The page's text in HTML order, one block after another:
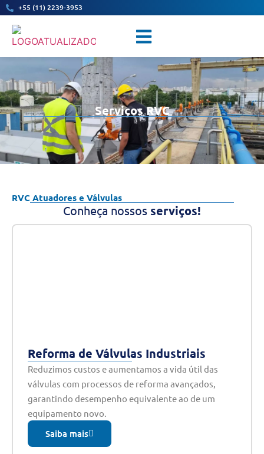
+55 (11) 2239-3953
Serviços RVC
RVC Atuadores e Válvulas
Conheça nossos serviços!
Reforma de Válvulas Industriais
Reduzimos custos e aumentamos a vida útil das
válvulas com processos de reforma avançados,
garantindo desempenho equivalente ao de um
equipamento novo.
Saiba mais